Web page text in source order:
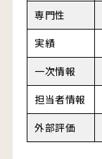
専門性
実績
一次情報
担当者情報
外部評価